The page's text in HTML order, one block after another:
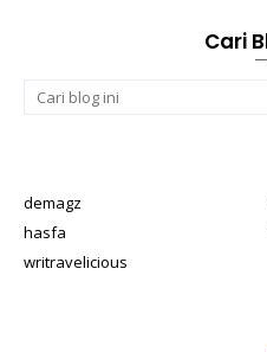
Cari
demagz
hasfa
writravelicious